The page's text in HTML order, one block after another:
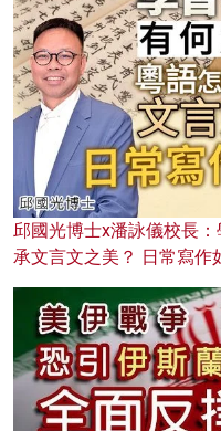
邱國光博士x潘詠儀校長
承文言文之美？ 日常寫作